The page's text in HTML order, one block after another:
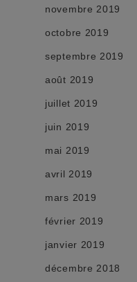
novembre 2019
octobre 2019
septembre 2019
août 2019
juillet 2019
juin 2019
mai 2019
avril 2019
mars 2019
février 2019
janvier 2019
décembre 2018